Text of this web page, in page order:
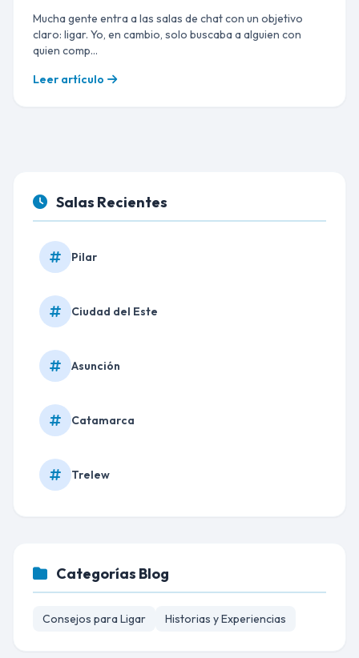
Salas Recientes
Pilar
Ciudad del Este
Asunción
Catamarca
Trelew
Categorías Blog
Consejos para Ligar Historias y Experiencias
Mucha gente entra a las salas de chat con un objetivo
claro: ligar. Yo, en cambio, solo buscaba a alguien con
quien comp...
Leer artículo